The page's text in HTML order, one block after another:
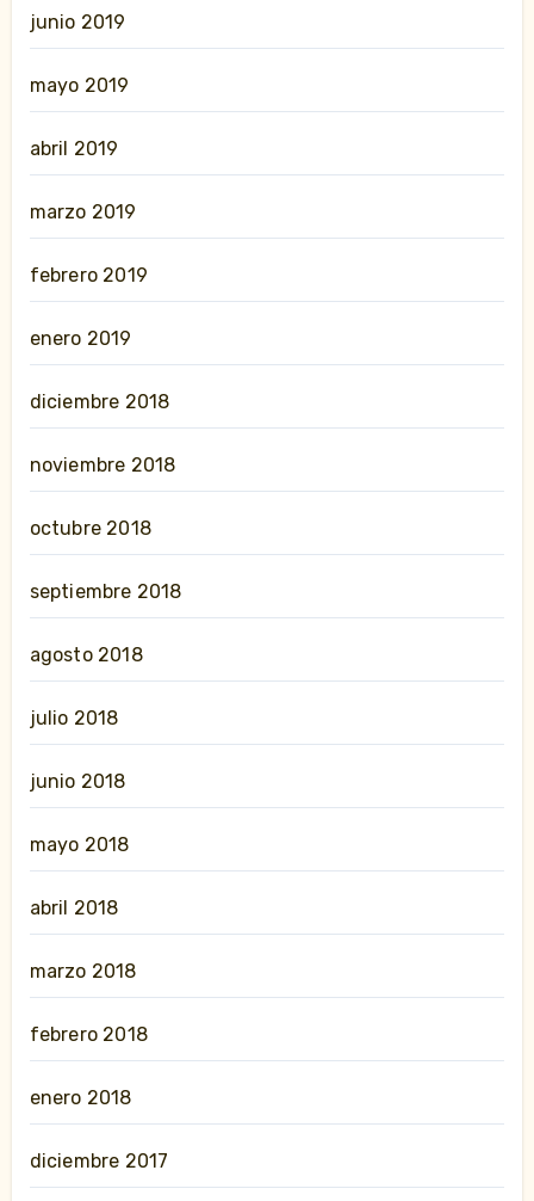
junio 2019
mayo 2019
abril 2019
marzo 2019
febrero 2019
enero 2019
diciembre 2018
noviembre 2018
octubre 2018
septiembre 2018
agosto 2018
julio 2018
junio 2018
mayo 2018
abril 2018
marzo 2018
febrero 2018
enero 2018
diciembre 2017